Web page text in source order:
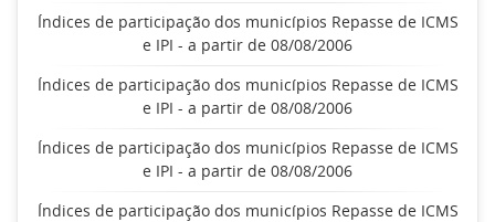
Índices de participação dos municípios Repasse de ICMS
e IPI - a partir de 08/08/2006
Índices de participação dos municípios Repasse de ICMS
e IPI - a partir de 08/08/2006
Índices de participação dos municípios Repasse de ICMS
e IPI - a partir de 08/08/2006
Índices de participação dos municípios Repasse de ICMS